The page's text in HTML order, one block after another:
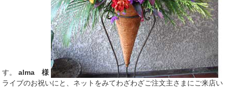
す。alma 様
ライブのお祝いにと、ネットをみてわざわざご注文主さまにご来店い